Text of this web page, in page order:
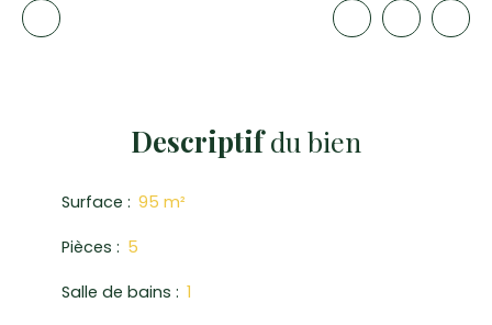
Descriptifdu bien
Surface : 95 m²
Pièces : 5
Salle de bains : 1